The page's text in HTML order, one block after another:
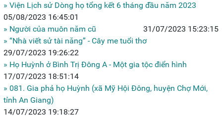
» Viện Lịch sử Dòng họ tổng kết 6 tháng đầu năm 2023
05/08/2023 16:45:01
» Người của muôn năm cũ
31/07/2023 15:23:15
» “Nhà viết sử tài năng” - Cây me tuổi thơ
29/07/2023 19:26:22
» Họ Huỳnh ở Bình Trị Đông A - Một gia tộc điển hình
17/07/2023 18:51:14
» 081. Gia phả họ Huỳnh (xã Mỹ Hội Đông, huyện Chợ Mới,
tỉnh An Giang)
14/07/2023 19:18:27